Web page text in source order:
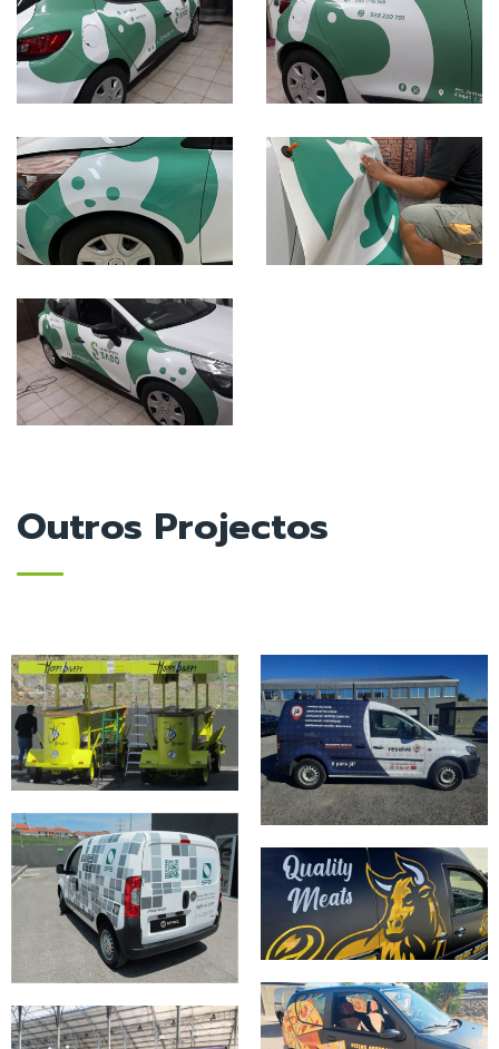
Outros Projectos